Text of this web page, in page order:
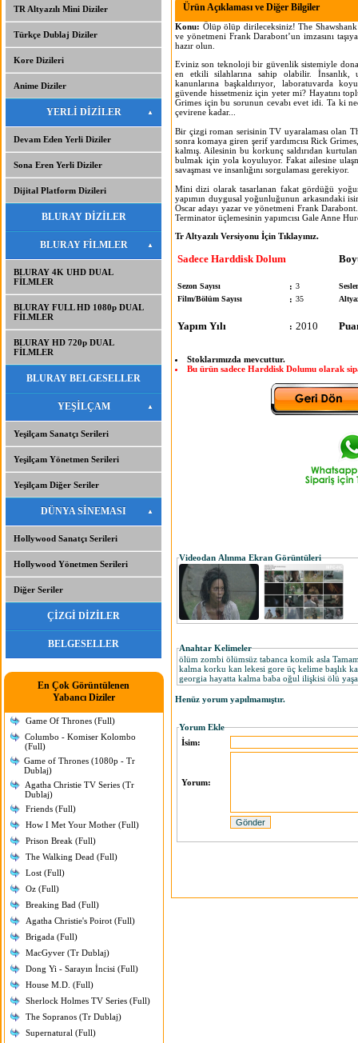
TR Altyazılı Mini Diziler
Türkçe Dublaj Diziler
Kore Dizileri
Anime Diziler
YERLİ DİZİLER
Devam Eden Yerli Diziler
Sona Eren Yerli Diziler
Dijital Platform Dizileri
BLURAY DİZİLER
BLURAY FİLMLER
BLURAY 4K UHD DUAL
FİLMLER
BLURAY FULL HD 1080p DUAL
FİLMLER
BLURAY HD 720p DUAL
FİLMLER
BLURAY BELGESELLER
YEŞİLÇAM
Yeşilçam Sanatçı Serileri
Yeşilçam Yönetmen Serileri
Yeşilçam Diğer Seriler
DÜNYA SİNEMASI
Hollywood Sanatçı Serileri
Hollywood Yönetmen Serileri
Diğer Seriler
ÇİZGİ DİZİLER
BELGESELLER
En Çok Görüntülenen
Yabancı Diziler
Game Of Thrones (Full)
Columbo - Komiser Kolombo
(Full)
Game of Thrones (1080p - Tr
Dublaj)
Agatha Christie TV Series (Tr
Dublaj)
Friends (Full)
How I Met Your Mother (Full)
Prison Break (Full)
The Walking Dead (Full)
Lost (Full)
Oz (Full)
Breaking Bad (Full)
Agatha Christie's Poirot (Full)
Brigada (Full)
MacGyver (Tr Dublaj)
Dong Yi - Sarayın İncisi (Full)
House M.D. (Full)
Sherlock Holmes TV Series (Full)
The Sopranos (Tr Dublaj)
Supernatural (Full)
Ürün Açıklaması ve Diğer Bilgiler
Konu: Ölüp ölüp dirileceksiniz! The
ve yönetmeni Frank Darabont’un imzasını
hazır olun.
Eviniz son teknoloji bir güvenlik sistemiyle
en etkili silahlarına sahip olabilir. İnsanlık,
kanunlarına başkaldırıyor, laboratuvarda
güvende hissetmeniz için yeter mi? Hayatını
Grimes için bu sorunun cevabı evet idi. Ta ki
çevirene kadar...
Bir çizgi roman serisinin TV uyaralaması olan
sonra komaya giren şerif yardımcısı Rick
kalmış. Ailesinin bu korkunç saldırıdan
bulmak için yola koyuluyor. Fakat ailesine
savaşması ve insanlığını sorgulaması gerekiyor.
Mini dizi olarak tasarlanan fakat gördüğü
yapımın duygusal yoğunluğunun arkasındaki
Oscar adayı yazar ve yönetmeni Frank
Terminator üçlemesinin yapımcısı Gale Anne
Tr Altyazılı Versiyonu İçin Tıklayınız.
Sadece Harddisk Dolum
Sezon Sayısı : 3
Film/Bölüm Sayısı
: 35
Yapım Yılı : 2010
Stoklarımızda mevcuttur.
Bu ürün sadece Harddisk Dolumu olarak
Videodan Alınma Ekran Görüntüleri
Anahtar Kelimeler
ölüm zombi ölümsüz tabanca komik asla
kalma korku kan lekesi gore üç kelime başlık
georgia hayatta kalma baba oğul ilişkisi ölü
Henüz yorum yapılmamıştır.
Yorum Ekle
İsim:
Yorum: